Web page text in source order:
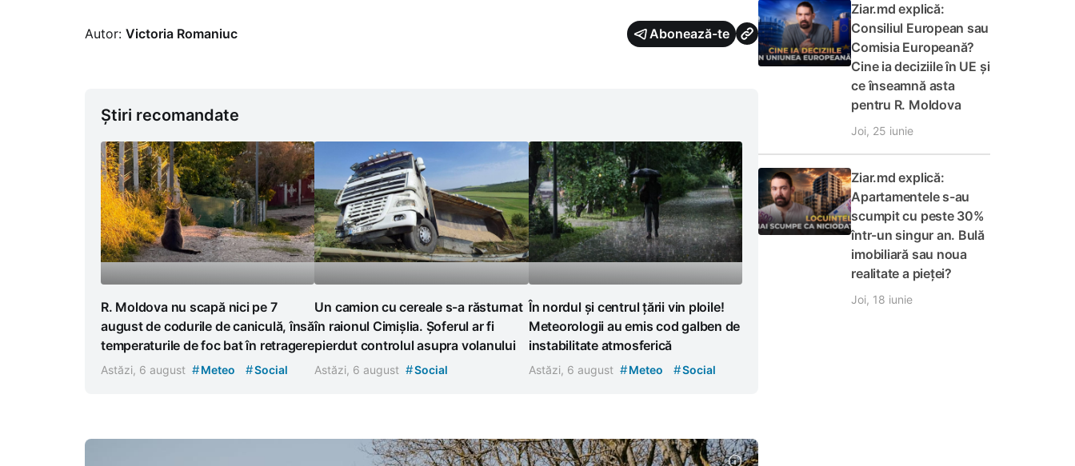
Autor: Victoria Romaniuc Abonează-te
Știri recomandate
R. Moldova nu scapă nici pe 7
august de codurile de caniculă, însă
temperaturile de foc bat în retragere
Astăzi, 6 august #Meteo #Social
Un camion cu cereale s-a răsturnat
în raionul Cimișlia. Șoferul ar fi
pierdut controlul asupra volanului
Astăzi, 6 august #Social
În nordul și centrul țării vin ploile!
Meteorologii au emis cod galben de
instabilitate atmosferică
Astăzi, 6 august #Meteo #Social
Ziar.md explică:
Consiliul European sau
Comisia Europeană?
Cine ia deciziile în UE și
ce înseamnă asta
pentru R. Moldova
Joi, 25 iunie
Ziar.md explică:
Apartamentele s-au
scumpit cu peste 30%
într-un singur an. Bulă
imobiliară sau noua
realitate a pieței?
Joi, 18 iunie